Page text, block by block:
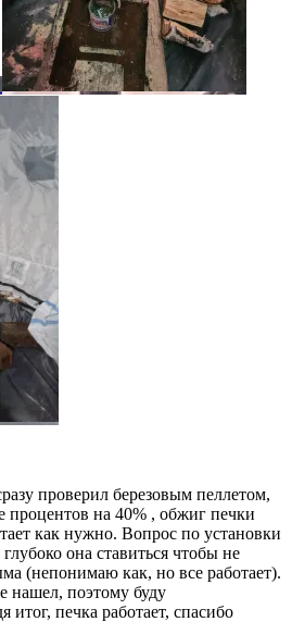
проверил березовым пеллетом,
процентов на 40% , обжиг печки
как нужно. Вопрос по установки
она ставиться чтобы не
(непонимаю как, но все работает).
нашел, поэтому буду
печка работает, спасибо